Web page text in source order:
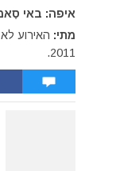
איפה: באי
מתי: האירוע לא
2011.